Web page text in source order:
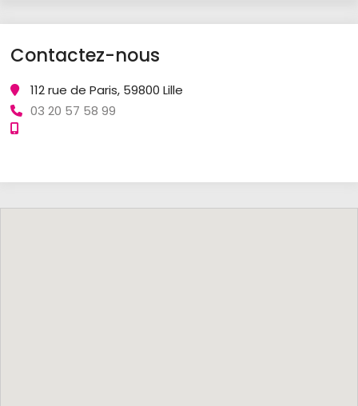
Contactez-nous
112 rue de Paris, 59800 Lille
03 20 57 58 99